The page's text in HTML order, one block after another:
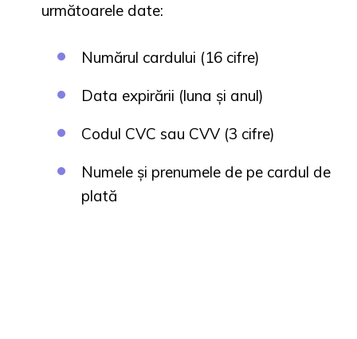
următoarele date:
Numărul cardului (16 cifre)
Data expirării (luna și anul)
Codul CVC sau CVV (3 cifre)
Numele și prenumele de pe cardul de
plată